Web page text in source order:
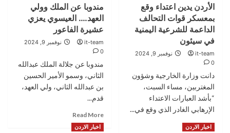
هجرة
العمالة
السياحية
الاردنية
المؤهلة
نائبان
عن
حزبي
وجبهة
الإسلامي
يستبعدان
ظهور
المجلس
الأردن يدين اعتداء وقع
بمعسكر قوات التحالف
الداعمة للشرعية اليمنية
في سيئون
it-team
نوفمبر 9, 2024
0
دانت وزارة الخارجية وشؤون
المغتربين، مساء السبت،
“بأشد العبارات الاعتداء
الإرهابي الغادر الذي وقع في...
Read More
Read
مندوبا عن الملك وولي
العهد…. العيسوي يعزي
عشيرة الفاعور
it-team
نوفمبر 9, 2024
0
مندوبا عن جلالة الملك عبدالله
الثاني، وسمو الأمير الحسين
بن عبدالله الثاني، ولي العهد،
قدم...
Read More
more
اخبار الاردن اخبار الاردن